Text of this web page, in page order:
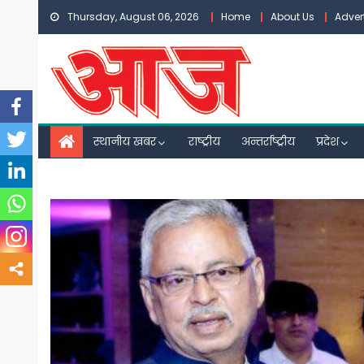
Skip
content
Thursday, August 06, 2026 Home About Us
स्थानीय खबर राष्ट्रीय अन्तर्राष्ट्रीय प्रदेश